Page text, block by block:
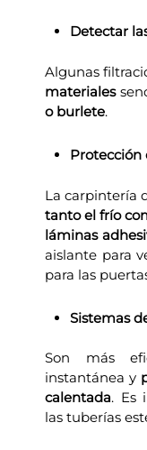
Detectar
Algunas
materiales
o burlete.
Protección
La carpintería
tanto el frío
láminas
aislante para
para las
Sistemas
Son más
instantánea y
calentada. Es
las tuberías